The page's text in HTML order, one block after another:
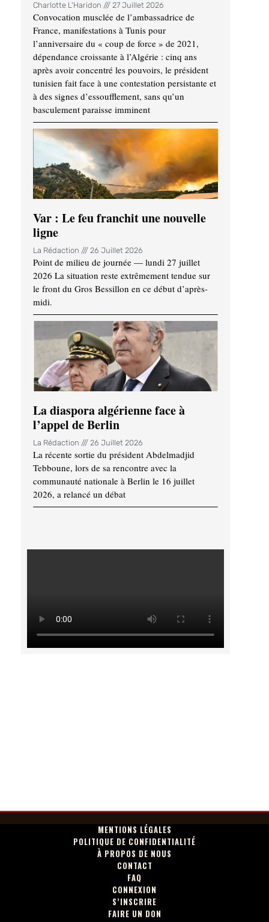
Charlotte L'Haridon 27 Juillet 2026
Convocation musclée de l’ambassadrice de
France, manifestations à Tunis pour
l’anniversaire du « coup de force » de 2021,
dépendance croissante à l’Algérie : cinq ans
après avoir concentré les pouvoirs, le président
tunisien fait face à une contestation persistante et
à des signes d’essoufflement, sans qu’un
basculement paraisse imminent
Var : Le feu franchit une nouvelle
ligne
La Rédaction 26 Juillet 2026
Point de milieu de journée — lundi 27 juillet
2026 La situation reste extrêmement tendue sur
le front du Gros Bessillon en ce début d’après-
midi.
La diaspora algérienne face à
l’appel de Berlin
La Rédaction 26 Juillet 2026
La récente sortie du président Abdelmadjid
Tebboune, lors de sa rencontre avec la
communauté nationale à Berlin le 16 juillet
2026, a relancé un débat
MENTIONS LÉGALES
POLITIQUE DE CONFIDENTIALITÉ
À PROPOS DE NOUS
CONTACT
FAQ
CONNEXION
S’INSCRIRE
FAIRE UN DON